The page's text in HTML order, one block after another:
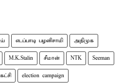
எடப்பாடி பழனிசாமி அதிமுக
M.K.Stalin சீமான் NTK Seeman
election campaign